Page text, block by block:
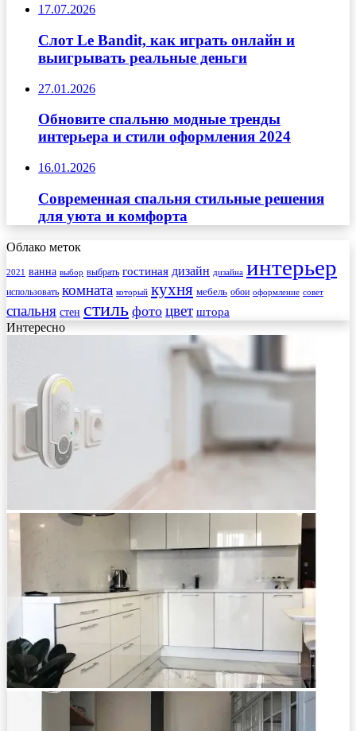
17.07.2026
Слот Le Bandit, как играть онлайн и
выигрывать реальные деньги
27.01.2026
Обновите спальню модные тренды
интерьера и стили оформления 2024
16.01.2026
Современная спальня стильные решения
для уюта и комфорта
Облако меток
2021 ванна выбор выбрать гостиная дизайн дизайна интерьер
использовать комната который кухня мебель обои оформление совет
спальня стен стиль фото цвет штора
Интересно